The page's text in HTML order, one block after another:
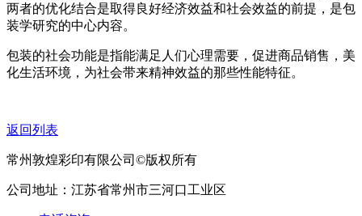
两者的优化结合是取得良好经济效益和社会效益的前提，是包
装学研究的中心内容。
包装的社会功能是指能满足人们心理需要，促进商品销售，美
化生活环境，为社会带来精神效益的那些性能特征。
返回列表
常州敦煌彩印有限公司©版权所有
公司地址：江苏省常州市三河口工业区